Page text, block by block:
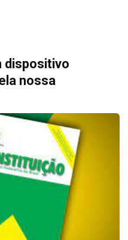
dispositivo
nossa